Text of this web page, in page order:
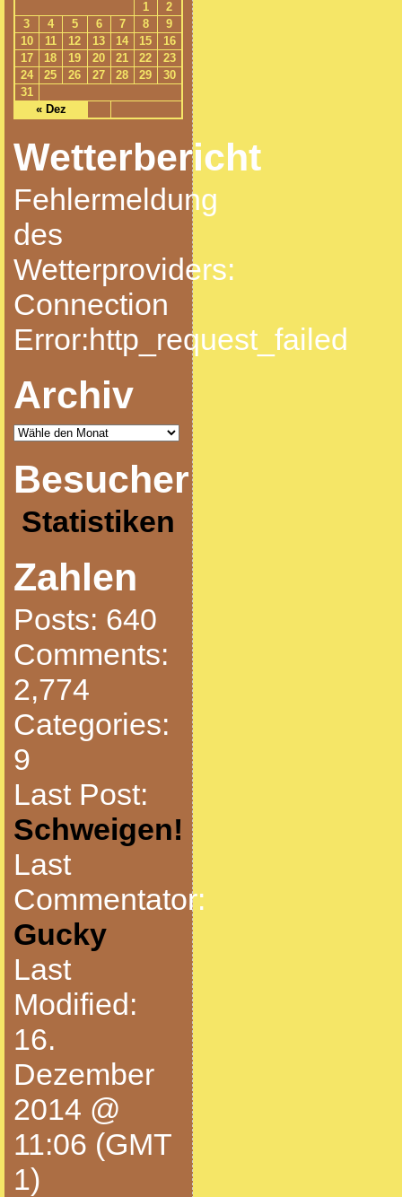
« Dez
1
2
3
4 5 6 7 8
9
10
11 12 13 14 15
16
17
18 19 20 21 22
23
24
25 26 27 28 29
30
31
Wetterbericht
Fehlermeldung
des
Wetterproviders:
Connection
Error:http_request_failed
Archiv
Besucher
Statistiken
Zahlen
Posts: 640
Comments:
2,774
Categories:
9
Last Post:
Schweigen!
Last
Commentator:
Gucky
Last
Modified:
16.
Dezember
2014 @
11:06 (GMT
1)